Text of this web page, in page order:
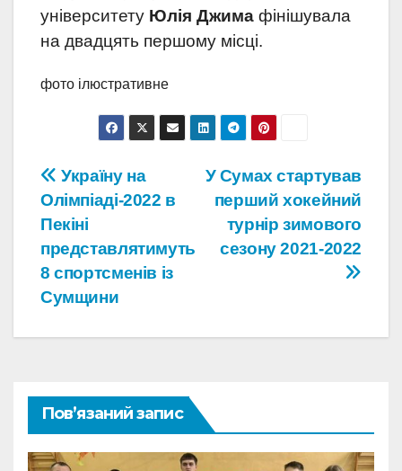
університету Юлія Джима фінішувала
на двадцять першому місці.
фото ілюстративне
Навігація
записів
У Сумах стартував
перший хокейний
турнір зимового
сезону 2021-2022
Україну на
Олімпіаді-2022 в
Пекіні
представлятимуть
8 спортсменів із
Сумщини
Пов’язаний запис